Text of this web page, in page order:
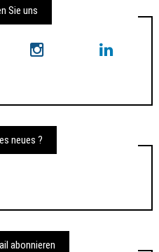
Sie uns
neues ?
abonnieren